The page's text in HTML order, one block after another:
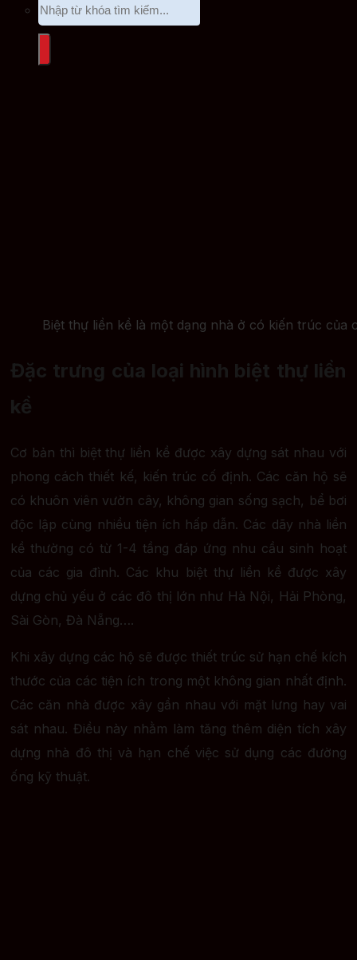
Biệt thự liền kề là một dạng nhà ở có kiến trúc của
Đặc trưng của loại hình biệt thự liền
kề
Cơ bản thì biệt thự liền kề được xây dựng sát nhau với
phong cách thiết kế, kiến trúc cố định. Các căn hộ sẽ
có khuôn viên vườn cây, không gian sống sạch, bể bơi
độc lập cùng nhiều tiện ích hấp dẫn. Các dãy nhà liền
kề thường có từ 1-4 tầng đáp ứng nhu cầu sinh hoạt
của các gia đình. Các khu biệt thự liền kề được xây
dựng chủ yếu ở các đô thị lớn như Hà Nội, Hải Phòng,
Sài Gòn, Đà Nẵng….
Khi xây dựng các hộ sẽ được thiết trúc sử hạn chế kích
thước của các tiện ích trong một không gian nhất định.
Các căn nhà được xây gần nhau với mặt lưng hay vai
sát nhau. Điều này nhằm làm tăng thêm diện tích xây
dựng nhà đô thị và hạn chế việc sử dụng các đường
ống kỹ thuật.